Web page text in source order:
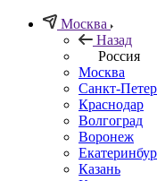
Москва
Назад
Россия
Москва
Санкт-
Краснодар
Волгоград
Воронеж
Казань